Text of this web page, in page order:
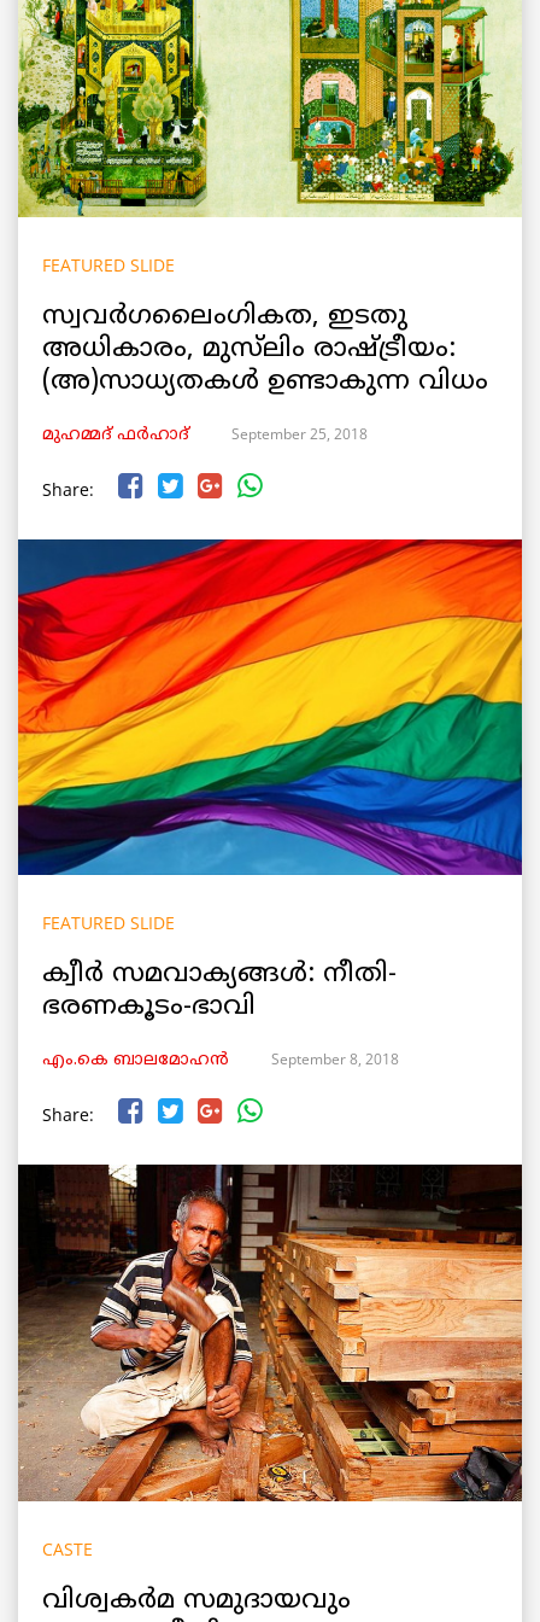
FEATURED SLIDE
സ്വവർഗലൈംഗികത, ഇടതു
അധികാരം, മുസ്‌ലിം രാഷ്ട്രീയം:
(അ)സാധ്യതകൾ ഉണ്ടാകുന്ന വിധം
മുഹമ്മദ് ഫർഹാദ് September 25, 2018
Share:
FEATURED SLIDE
ക്വീർ സമവാക്യങ്ങൾ: നീതി-
ഭരണകൂടം-ഭാവി
എം.കെ ബാലമോഹൻ September 8, 2018
Share:
CASTE
വിശ്വകർമ സമുദായവും